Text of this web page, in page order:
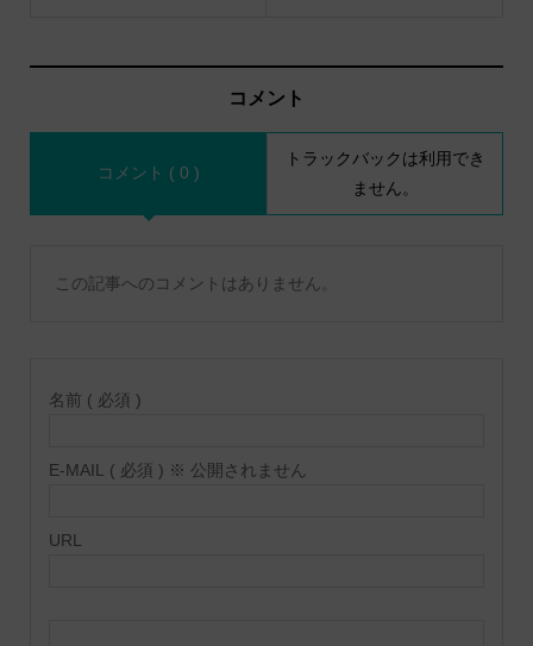
コメント
コメント ( 0 )
トラックバックは利用でき
ません。
この記事へのコメントはありません。
名前 ( 必須 )
E-MAIL ( 必須 ) ※ 公開されません
URL